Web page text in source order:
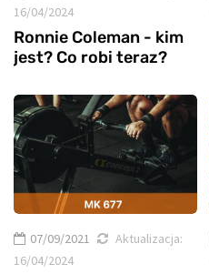
16/04/2024
Ronnie Coleman - kim
jest? Co robi teraz?
07/09/2021
Aktualizacja:
16/04/2024